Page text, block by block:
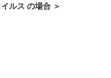
ルス の場合 ＞